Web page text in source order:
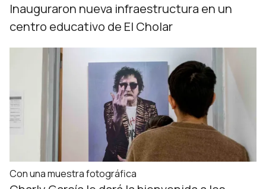
Inauguraron nueva infraestructura en un
centro educativo de El Cholar
Con una muestra fotográfica